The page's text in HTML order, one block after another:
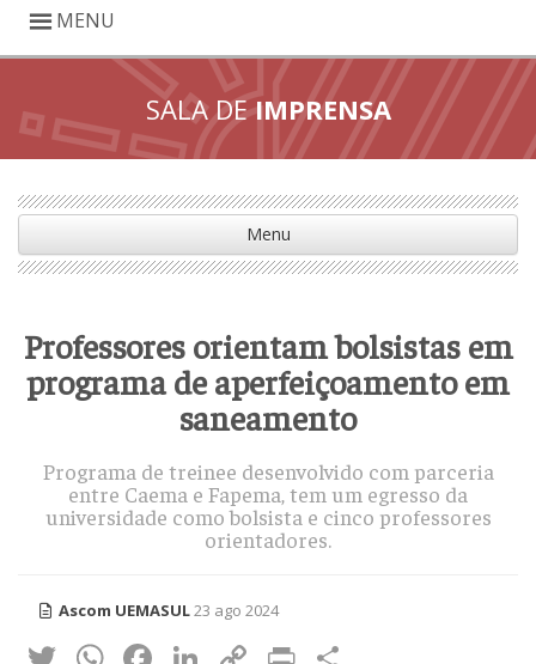
MENU
SALA DEIMPRENSA
Menu
Professores orientam bolsistas em
programa de aperfeiçoamento em
saneamento
Programa de treinee desenvolvido com parceria
entre Caema e Fapema, tem um egresso da
universidade como bolsista e cinco professores
orientadores.
Ascom UEMASUL 23 ago 2024